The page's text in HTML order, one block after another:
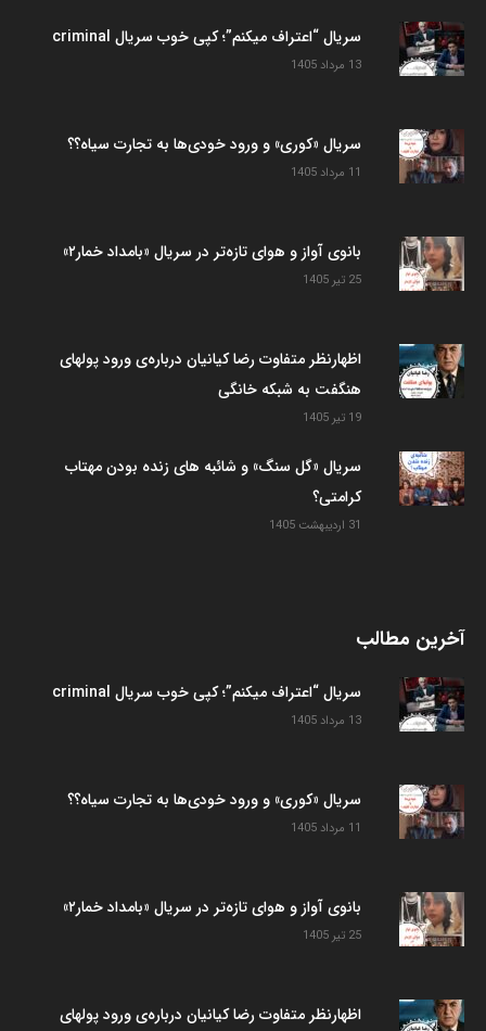
سریال “اعتراف میکنم”؛ کپی خوب سریال criminal
13 مرداد 1405
سریال «کوری» و ورود خودی‌ها به تجارت سیاه؟؟
11 مرداد 1405
بانوی آواز و هوای تازه‌تر در سریال «بامداد خمار۲»
25 تیر 1405
اظهارنظر متفاوت رضا کیانیان درباره‌ی ورود پولهای
هنگفت به شبکه خانگی
19 تیر 1405
سریال «گل سنگ» و شائبه های زنده بودن مهتاب
کرامتی؟
31 اردیبهشت 1405
آخرین مطالب
سریال “اعتراف میکنم”؛ کپی خوب سریال criminal
13 مرداد 1405
سریال «کوری» و ورود خودی‌ها به تجارت سیاه؟؟
11 مرداد 1405
بانوی آواز و هوای تازه‌تر در سریال «بامداد خمار۲»
25 تیر 1405
اظهارنظر متفاوت رضا کیانیان درباره‌ی ورود پولهای